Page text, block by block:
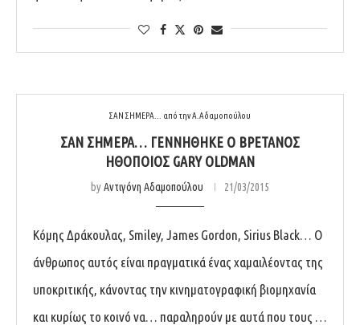
ΣΑΝ ΣΗΜΕΡΑ... από την Α.Αδαμοπούλου
ΣΑΝ ΣΉΜΕΡΑ… ΓΕΝΝΉΘΗΚΕ Ο ΒΡΕΤΑΝΌΣ
ΗΘΟΠΟΙΌΣ GARY OLDMAN
byΑντιγόνη Αδαμοπούλου 21/03/2015
Κόμης Δράκουλας, Smiley, James Gordon, Sirius Black… Ο
άνθρωπος αυτός είναι πραγματικά ένας χαμαιλέοντας της
υποκριτικής, κάνοντας την κινηματογραφική βιομηχανία
και κυρίως το κοινό να… παραληρούν με αυτά που τους …